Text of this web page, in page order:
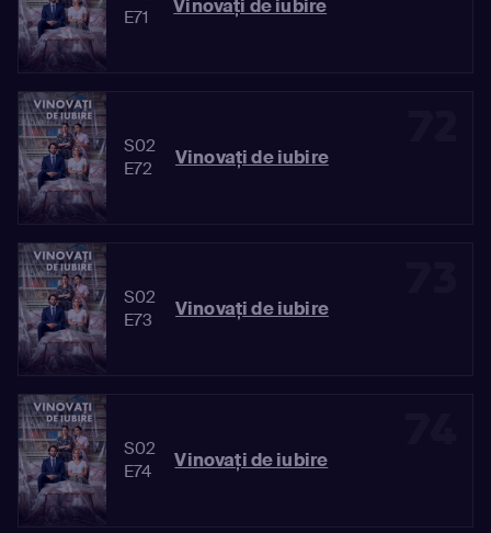
E71
Vinovaţi de iubire
S02
E72
Vinovaţi de iubire
S02
E73
Vinovaţi de iubire
S02
E74
Vinovaţi de iubire